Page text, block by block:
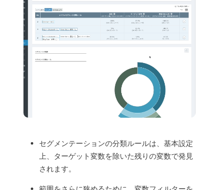
セグメンテーションの分類ルールは、基本設定
上、ターゲット変数を除いた残りの変数で発見
されます。